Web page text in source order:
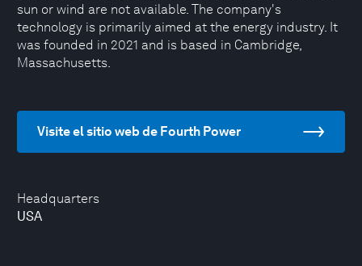
Headquarters
USA
sun or wind are not available. The company's
technology is primarily aimed at the energy industry. It
was founded in 2021 and is based in Cambridge,
Massachusetts.
Visite el sitio web de Fourth Power